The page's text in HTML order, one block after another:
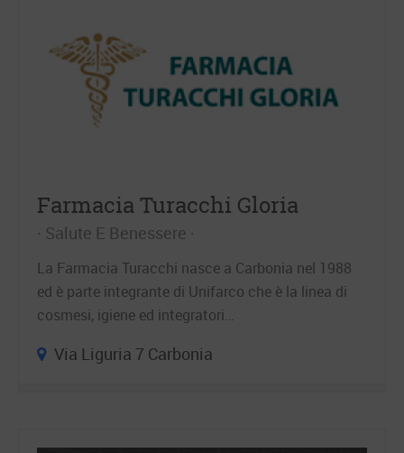
Farmacia Turacchi Gloria
Salute E Benessere
La Farmacia Turacchi nasce a Carbonia nel 1988
ed è parte integrante di Unifarco che è la linea di
cosmesi, igiene ed integratori…
Via Liguria 7 Carbonia